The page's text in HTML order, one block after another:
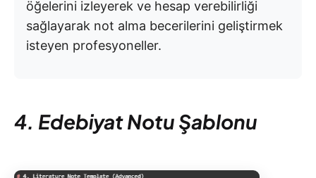
öğelerini izleyerek ve hesap verebilirliği
sağlayarak not alma becerilerini geliştirmek
isteyen profesyoneller.
4. Edebiyat Notu Şablonu